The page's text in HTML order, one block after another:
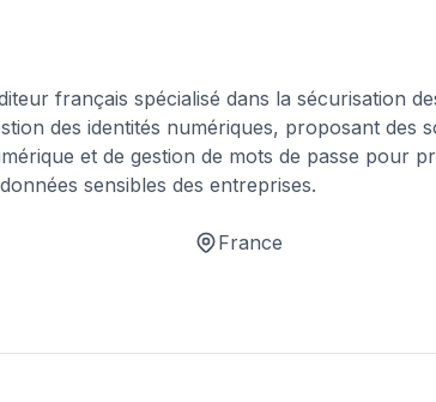
français spécialisé dans la sécurisation
des identités numériques, proposant des
et de gestion de mots de passe pour
sensibles des entreprises.
France